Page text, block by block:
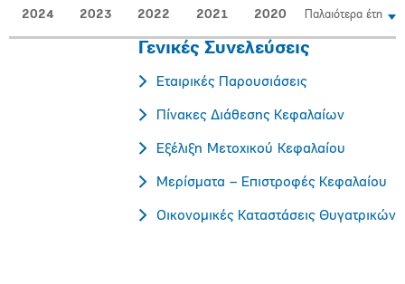
2024 2023 2022 2021 2020 Παλαιότερα έτη
Γενικές Συνελεύσεις
Εταιρικές Παρουσιάσεις
Πίνακες Διάθεσης Κεφαλαίων
Εξέλιξη Μετοχικού Κεφαλαίου
Μερίσματα – Επιστροφές Κεφαλαίου
Οικονομικές Καταστάσεις Θυγατρικών